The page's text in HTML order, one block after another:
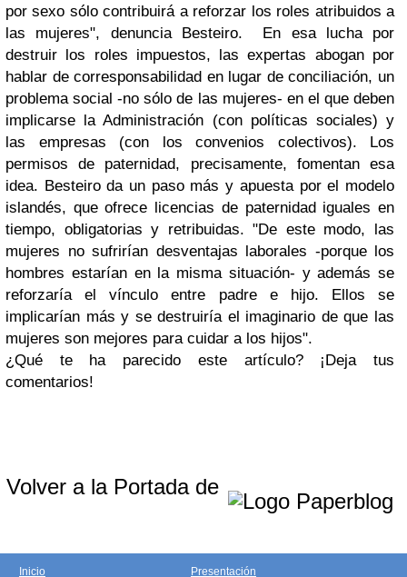
por sexo sólo contribuirá a reforzar los roles atribuidos a
las mujeres", denuncia Besteiro. En esa lucha por
destruir los roles impuestos, las expertas abogan por
hablar decorresponsabilidad en lugar de conciliación, un
problema social -no sólo de las mujeres- en el que deben
implicarse la Administración (con políticas sociales) y
las empresas (con los convenios colectivos). Los
permisos de paternidad, precisamente, fomentan esa
idea. Besteiro da un paso más y apuesta por el modelo
islandés, que ofrece licencias de paternidad iguales en
tiempo, obligatorias y retribuidas. "De este modo, las
mujeres no sufrirían desventajas laborales -porque los
hombres estarían en la misma situación- y además se
reforzaría el vínculo entre padre e hijo. Ellos se
implicarían más y se destruiría el imaginario de que las
mujeres son mejores para cuidar a los hijos".
¿Qué te ha parecido este artículo? ¡Deja tus
comentarios!
Volver a la Portada de
Inicio Presentación